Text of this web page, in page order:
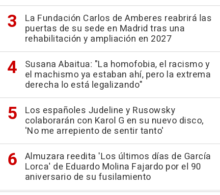
La Fundación Carlos de Amberes reabrirá las
puertas de su sede en Madrid tras una
rehabilitación y ampliación en 2027
Susana Abaitua: "La homofobia, el racismo y
el machismo ya estaban ahí, pero la extrema
derecha lo está legalizando"
Los españoles Judeline y Rusowsky
colaborarán con Karol G en su nuevo disco,
'No me arrepiento de sentir tanto'
Almuzara reedita 'Los últimos días de García
Lorca' de Eduardo Molina Fajardo por el 90
aniversario de su fusilamiento